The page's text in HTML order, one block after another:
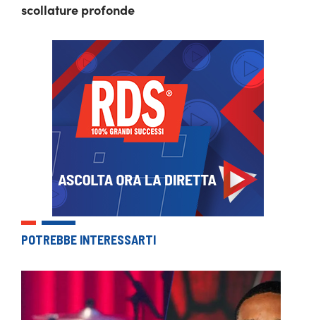
scollature profonde
POTREBBE INTERESSARTI